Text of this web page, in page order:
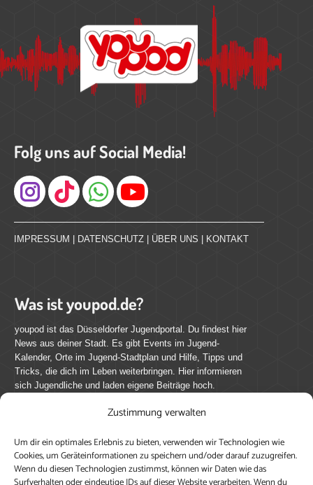
Zustimmung verwalten
Um dir ein optimales Erlebnis zu bieten, verwenden wir Technologien wie
Cookies, um Geräteinformationen zu speichern und/oder darauf zuzugreifen.
Wenn du diesen Technologien zustimmst, können wir Daten wie das
Folg uns auf Social Media!
Instagram
IMPRESSUM DATENSCHUTZ ÜBER UNS KONTAKT
Was ist youpod.de?
youpod ist das Düsseldorfer Jugendportal. Du findest hier
News aus deiner Stadt. Es gibt Events im Jugend-
Kalender, Orte im Jugend-Stadtplan und Hilfe, Tipps und
Tricks, die dich im Leben weiterbringen. Hier informieren
sich Jugendliche und laden eigene Beiträge hoch.
Mach mit bei youpod.de!
youpod.de lebt von Menschen wie dir. Sammel
journalistische Erfahrung, teile deine Perspektive und
veröffentliche deine Beiträge auf youpod.de.Du musst